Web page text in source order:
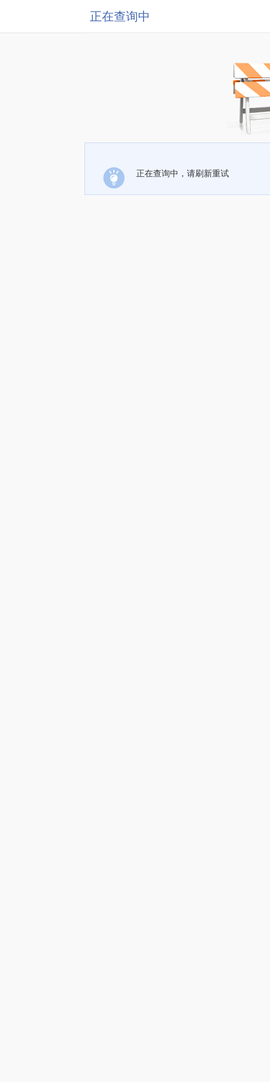
正在查询中
正在查询中，请刷新重试